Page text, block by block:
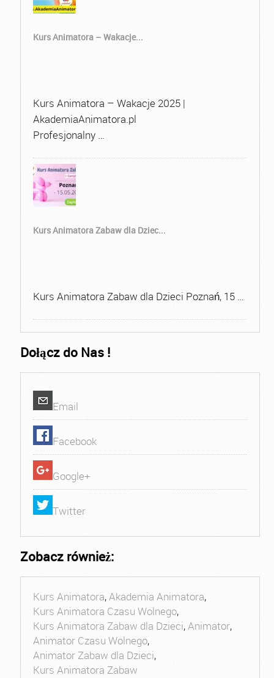
Kurs Animatora – Wakacje...
Kurs Animatora – Wakacje 2025 |
AkademiaAnimatora.pl
Profesjonalny …
Kurs Animatora Zabaw dla Dziec...
Kurs Animatora Zabaw dla Dzieci Poznań, 15 …
Dołącz do Nas !
Email
Facebook
Google+
Twitter
Zobacz również:
Kurs Animatora,Akademia Animatora,
Kurs Animatora Czasu Wolnego,
Kurs Animatora Zabaw dla Dzieci,Animator,
Animator Czasu Wolnego,
Animator Zabaw dla Dzieci,
Kurs Animatora Zabaw